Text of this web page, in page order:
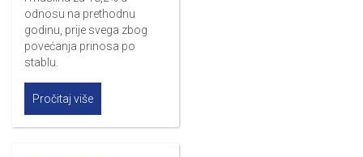
odnosu na prethodnu
godinu, prije svega zbog
povećanja prinosa po
stablu.
Pročitaj više